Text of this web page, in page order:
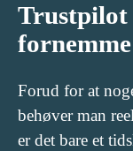
Forud for at
behøver man
er det bare et